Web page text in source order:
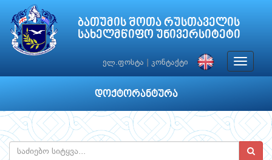
ბათუმის შოთა რუსთაველის
სახელმწიფო უნივერსიტეტი
ელ.ფოსტა კონტაქტი
Toggle
დოქტორანტურა